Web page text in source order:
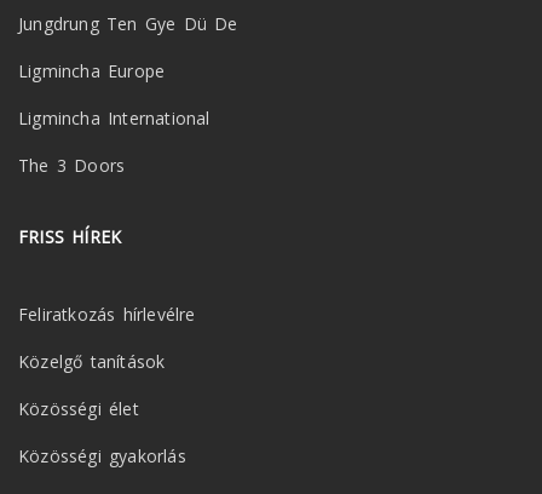
Jungdrung Ten Gye Dü De
Ligmincha Europe
Ligmincha International
The 3 Doors
FRISS HÍREK
Feliratkozás hírlevélre
Közelgő tanítások
Közösségi élet
Közösségi gyakorlás